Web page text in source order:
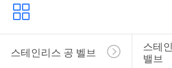
스테인리스 공 벨브
스테
밸브